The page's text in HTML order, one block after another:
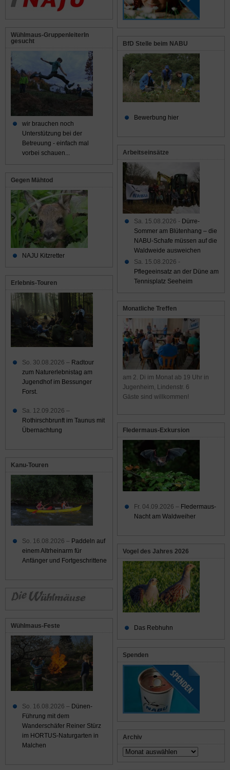
BfD Stelle beim NABU
Bewerbung hier
Arbeitseinsätze
Sa. 15.08.2026 - Dürre-
Sommer am Blütenhang – die
NABU-Schafe müssen auf die
Waldweide ausweichen
Sa. 15.08.2026 -
Pflegeeinsatz an der Düne am
Tennisplatz Seeheim
Monatliche Treffen
am 2. Di im Monat ab 19 Uhr in
Jugenheim, Lindenstr. 6
Gäste sind willkommen!
Fledermaus-Exkursion
Fr. 04.09.2026 – Fledermaus-
Nacht am Waldweiher
Vogel des Jahres 2026
Das Rebhuhn
Spenden
Archiv
Archiv
Wühlmaus-GruppenleiterIn
gesucht
wir brauchen noch
Unterstützung bei der
Betreuung - einfach mal
vorbei schauen...
Gegen Mähtod
NAJU Kitzretter
Erlebnis-Touren
So. 30.08.2026 – Radtour
zum Naturerlebnistag am
Jugendhof im Bessunger
Forst.
Sa. 12.09.2026 –
Rothirschbrunft im Taunus mit
Übernachtung
Kanu-Touren
So. 16.08.2026 – Paddeln auf
einem Altrheinarm für
Anfänger und Fortgeschrittene
Wühlmaus-Feste
So. 16.08.2026 – Dünen-
Führung mit dem
Wanderschäfer Reiner Stürz
im HORTUS-Naturgarten in
Malchen